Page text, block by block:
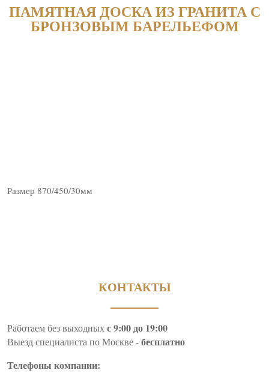
ПАМЯТНАЯ ДОСКА ИЗ ГРАНИТА С
БРОНЗОВЫМ БАРЕЛЬЕФОМ
Размер 870/450/30мм
КОНТАКТЫ
Работаем без выходныхс 9:00 до 19:00
Выезд специалиста по Москве -бесплатно
Телефоны компании: